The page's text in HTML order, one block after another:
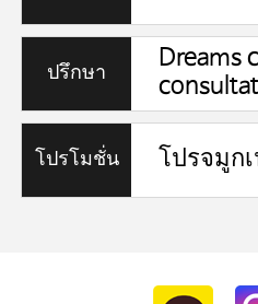
ปรึกษา
ออนไลน์
Dreams
โปรโมชั่น โปรจมูก